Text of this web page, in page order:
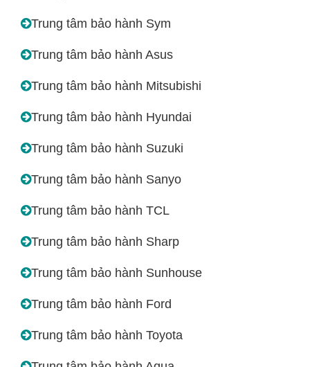
Trung tâm bảo hành Sym
Trung tâm bảo hành Asus
Trung tâm bảo hành Mitsubishi
Trung tâm bảo hành Hyundai
Trung tâm bảo hành Suzuki
Trung tâm bảo hành Sanyo
Trung tâm bảo hành TCL
Trung tâm bảo hành Sharp
Trung tâm bảo hành Sunhouse
Trung tâm bảo hành Ford
Trung tâm bảo hành Toyota